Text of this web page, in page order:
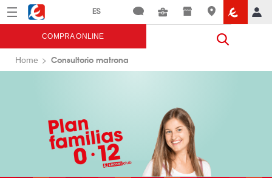
Menú Eroski
COMPRA ONLINE
Home Consultorio matrona